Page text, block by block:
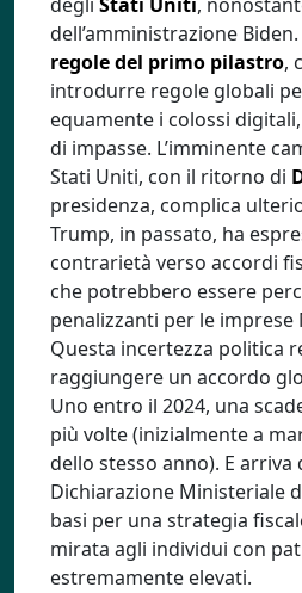
dell’amministrazione
regole del primo pilastro,
introdurre regole globali
equamente i colossi
di impasse. L’imminente
Stati Uniti, con il ritorno di
presidenza, complica
Trump, in passato, ha
contrarietà verso accordi
che potrebbero essere
penalizzanti per le imprese
Questa incertezza politica
raggiungere un accordo
Uno entro il 2024, una
più volte (inizialmente a
dello stesso anno). E arriva
Dichiarazione Ministeriale
basi per una strategia
mirata agli individui con
estremamente elevati.